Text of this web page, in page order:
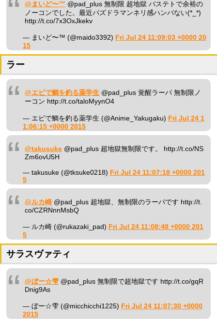
@まいど〜™ @pad_plus 無制限 超地獄 バステトで余裕の
ノーコンでした。最近パズドラマンネリ感ハンパない(*_*)
http://t.co/7x3OxJkekv
— まいど〜™ (@maido3392) Fri Jul 24 11:09:03 +0000 20
15
ラー
@エビで鯛を釣る薬学生 @pad_plus 覚醒ラーパ 無制限ノ
ーコン http://t.co/taloMyynO4
— エビで鯛を釣る薬学生 (@Anime_Yakugaku) Fri Jul 24 1
1:06:15 +0000 2015
@takusuke @pad_plus 超地獄無制限です。 http://t.co/NS
Zm6ovU5H
— takusuke (@tksuke0218) Fri Jul 24 11:07:18 +0000 201
5
@ルカ崎 @pad_plus 超地獄、無制限のラーパです http://t.
co/CZRNnnMsbQ
— ルカ崎 (@rukazaki_pad) Fri Jul 24 11:08:48 +0000 201
5
サラスヴァティ
@ぼー☆雫 @pad_plus 無制限で超地獄です http://t.co/gqR
Dnig9As
— ぼー☆雫 (@micchicchi1225) Fri Jul 24 11:07:30 +0000
2015